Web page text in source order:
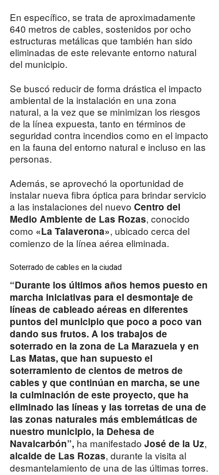
En específico, se trata de aproximadamente
640 metros de cables, sostenidos por ocho
estructuras metálicas que también han sido
eliminadas de este relevante entorno natural
del municipio.
Se buscó reducir de forma drástica el impacto
ambiental de la instalación en una zona
natural, a la vez que se minimizan los riesgos
de la línea expuesta, tanto en términos de
seguridad contra incendios como en el impacto
en la fauna del entorno natural e incluso en las
personas.
Además, se aprovechó la oportunidad de
instalar nueva fibra óptica para brindar servicio
a las instalaciones del nuevo Centro del
Medio Ambiente de Las Rozas, conocido
como «La Talaverona», ubicado cerca del
comienzo de la línea aérea eliminada.
Soterrado de cables en la ciudad
“Durante los últimos años hemos puesto en
marcha iniciativas para el desmontaje de
líneas de cableado aéreas en diferentes
puntos del municipio que poco a poco van
dando sus frutos. A los trabajos de
soterrado en la zona de La Marazuela y en
Las Matas, que han supuesto el
soterramiento de cientos de metros de
cables y que continúan en marcha, se une
la culminación de este proyecto, que ha
eliminado las líneas y las torretas de una de
las zonas naturales más emblemáticas de
nuestro municipio, la Dehesa de
Navalcarbón”, ha manifestado José de la Uz,
alcalde de Las Rozas, durante la visita al
desmantelamiento de una de las últimas torres.